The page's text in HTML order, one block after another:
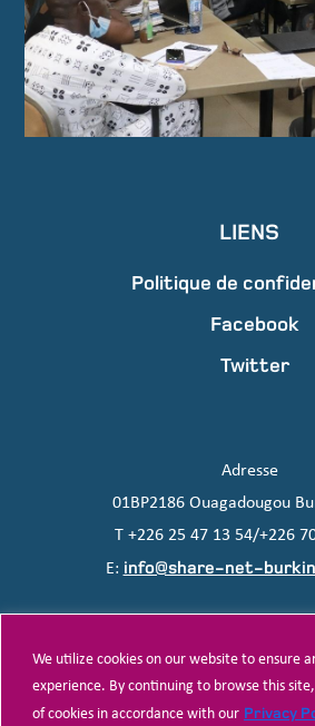
We utilize cookies on our website to ensure
experience. By continuing to browse this
of cookies in accordance with our Privacy
LIENS
Politique de
Facebook
Twitter
Adresse
01BP2186 Ouagadougou
T +226 25 47 13 54/+226
E: info@share-net-
© 2021 Share-Net Burkina Faso •